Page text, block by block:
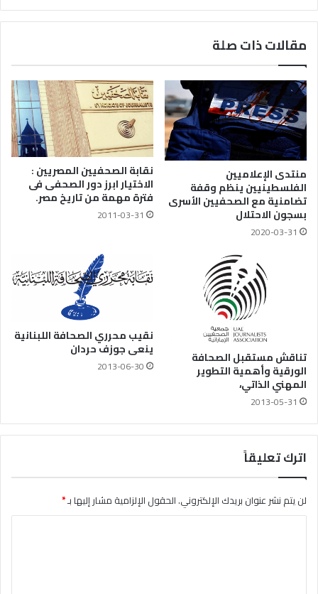
مقالات ذات صلة
منتدى الإعلاميين
الفلسطينيين ينظم وقفة
تضامنية مع الصحفيين الأسرى
بسجون الاحتلال
2020-03-31
نقابة الصحفيين المصريين :
الاختيار ابرز دور الصحفى فى
فترة مهمة من تاريخ مصر.
2011-03-31
تناقش مستقبل الصحافة
الورقية وأهمية التطوير
المهني الذاتي،
2013-05-31
نقيب محرري الصحافة اللبنانية
ينعى جوزف حردان
2013-06-30
اترك تعليقاً
لن يتم نشر عنوان بريدك الإلكتروني.الحقول الإلزامية مشار إليها بـ*